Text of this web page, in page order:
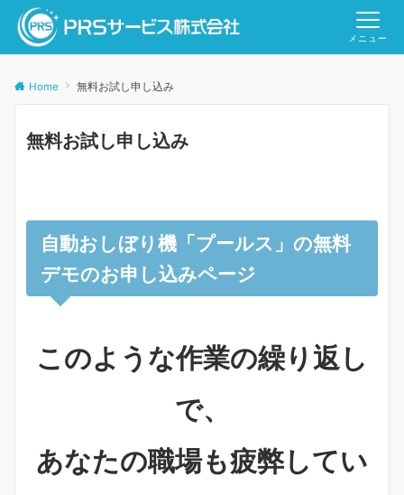
メニュー
Home 無料お試し申し込み
無料お試し申し込み
自動おしぼり機「プールス」の無料
デモのお申し込みページ
このような作業の繰り返し
で、
あなたの職場も疲弊してい